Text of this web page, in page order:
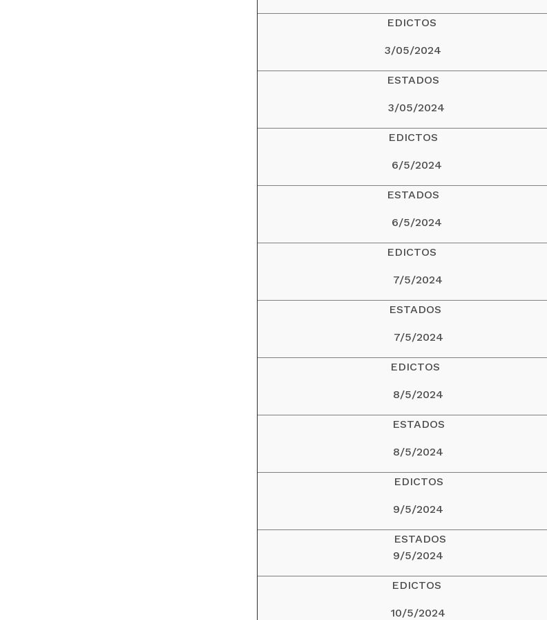
EDICTOS
3/05/2024
ESTADOS
3/05/2024
EDICTOS
6/5/2024
ESTADOS
6/5/2024
EDICTOS
7/5/2024
ESTADOS
7/5/2024
EDICTOS
8/5/2024
ESTADOS
8/5/2024
EDICTOS
9/5/2024
ESTADOS
9/5/2024
EDICTOS
10/5/2024